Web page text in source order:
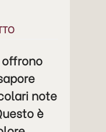
offrono
note
è